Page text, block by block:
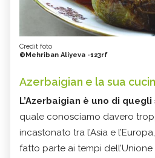
Credit foto
©Mehriban Aliyeva -123rf
Azerbaigian e la sua
L’Azerbaigian è uno di
quale conosciamo davero
incastonato tra l’Asia e
fatto parte ai tempi dell’Unione